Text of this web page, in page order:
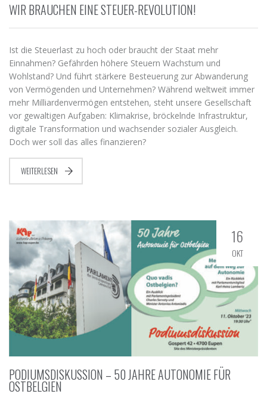
WIR BRAUCHEN EINE STEUER-REVOLUTION!
Ist die Steuerlast zu hoch oder braucht der Staat mehr
Einnahmen? Gefährden höhere Steuern Wachstum und
Wohlstand? Und führt stärkere Besteuerung zur Abwanderung
von Vermögenden und Unternehmen? Während weltweit immer
mehr Milliardenvermögen entstehen, steht unsere Gesellschaft
vor gewaltigen Aufgaben: Klimakrise, bröckelnde Infrastruktur,
digitale Transformation und wachsender sozialer Ausgleich.
Doch wer soll das alles finanzieren?
WEITERLESEN
16
OKT
PODIUMSDISKUSSION – 50 JAHRE AUTONOMIE FÜR
OSTBELGIEN